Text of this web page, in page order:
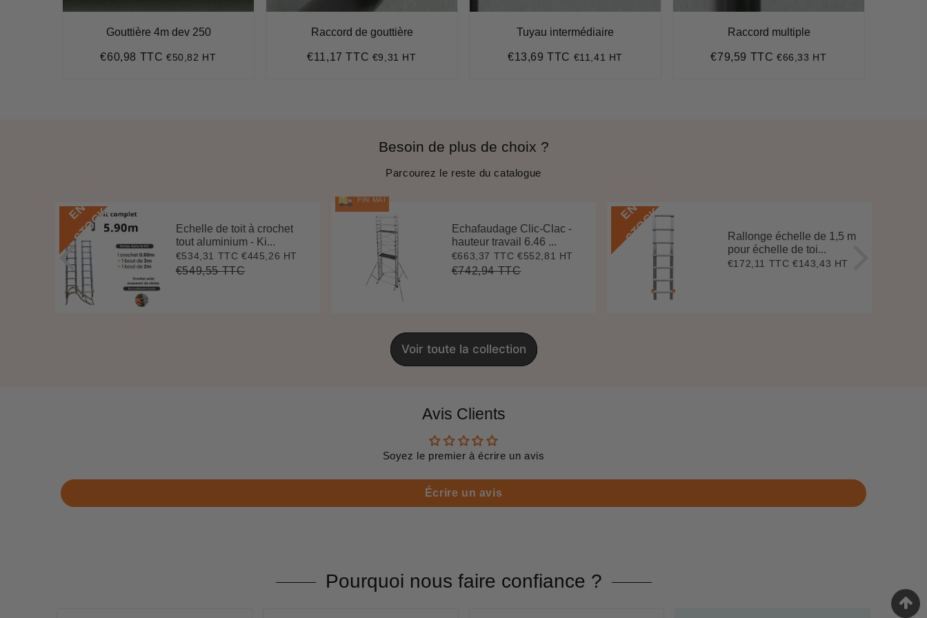
Gouttière 4m dev 250
Prix
€60,98 TTC€60,98
€50,82 HT
Raccord de gouttière
Prix
€11,17 TTC €11,17
€9,31 HT
Tuyau intermédiaire
Prix
€13,69 TTC €13,69
€11,41 HT
Raccord multiple
Prix
€79,59 TTC€79,59
€66,33 HT
Besoin de plus de choix ?
Parcourez le reste du catalogue
E
N
S
T
O
C
K
Echelle de toit à crochet
tout aluminium - Ki...
Prix
réduit
€534,31 TTC €534,31
€445,26 HT
Prix
€549,55 TTC€549,55
FIN MAI
Echafaudage Clic-Clac -
hauteur travail 6.46 ...
Prix
réduit
€663,37 TTC €663,37
€552,81 HT
Prix
€742,94 TTC€742,94
E
N
S
T
O
C
K
Rallonge échelle de 1,5 m
pour échelle de toi...
Prix
€172,11 TTC €172,11
€143,43 HT
Voir toute la collection
Avis Clients
Soyez le premier à écrire un avis
Écrire un avis
Pourquoi nous faire confiance ?